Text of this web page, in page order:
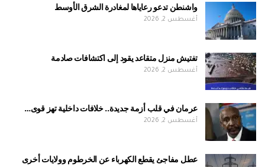
واشنطن تدعو رعاياها لمغادرة الشرق الأوسط
أغسطس 2, 2026
تفتيش منزل متقاعد يقود إلى اكتشافات صادمة
أغسطس 2, 2026
عرمان في قلب أزمة جديدة.. خلافات داخلية تهز قوى…
أغسطس 2, 2026
عطل مفاجئ يقطع الكهرباء عن الخرطوم وولايات أخرى